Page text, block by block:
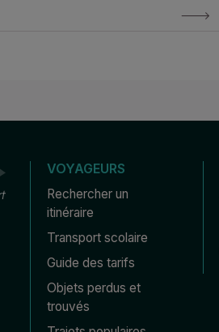
VOYAGEURS
Rechercher un
itinéraire
Transport scolaire
Guide des tarifs
Objets perdus et
trouvés